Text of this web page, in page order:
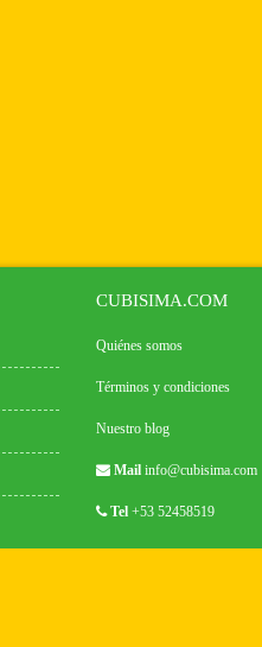
CUBISIMA.COM
Quiénes somos
Términos y condiciones
Nuestro blog
Mail info@cubisima.com
Tel +53 52458519